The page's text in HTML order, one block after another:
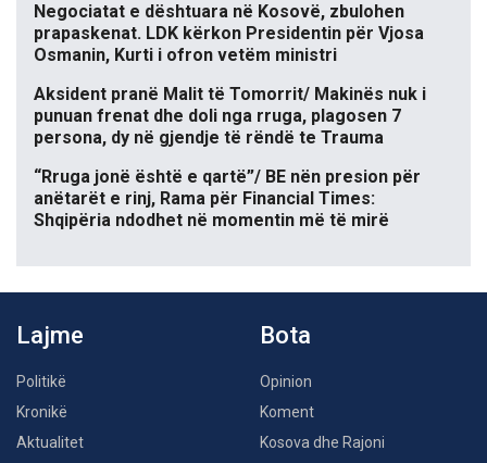
Negociatat e dështuara në Kosovë, zbulohen
prapaskenat. LDK kërkon Presidentin për Vjosa
Osmanin, Kurti i ofron vetëm ministri
Aksident pranë Malit të Tomorrit/ Makinës nuk i
punuan frenat dhe doli nga rruga, plagosen 7
persona, dy në gjendje të rëndë te Trauma
“Rruga jonë është e qartë”/ BE nën presion për
anëtarët e rinj, Rama për Financial Times:
Shqipëria ndodhet në momentin më të mirë
Lajme
Politikë
Kronikë
Aktualitet
Bota
Opinion
Koment
Kosova dhe Rajoni